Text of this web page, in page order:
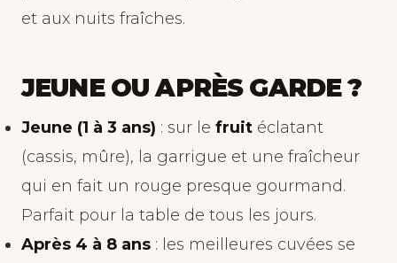
et aux nuits fraîches.
JEUNE OU APRÈS GARDE ?
Jeune (1 à 3 ans) : sur le fruit éclatant
(cassis, mûre), la garrigue et une fraîcheur
qui en fait un rouge presque gourmand.
Parfait pour la table de tous les jours.
Après 4 à 8 ans : les meilleures cuvées se